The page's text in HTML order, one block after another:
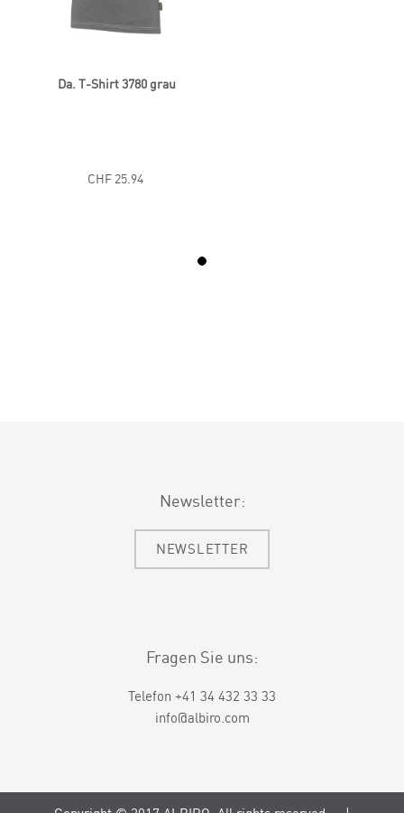
Da. T-Shirt 3780 grau
CHF 25.94
Newsletter:
NEWSLETTER
Fragen Sie uns:
Telefon +41 34 432 33 33
info@albiro.com